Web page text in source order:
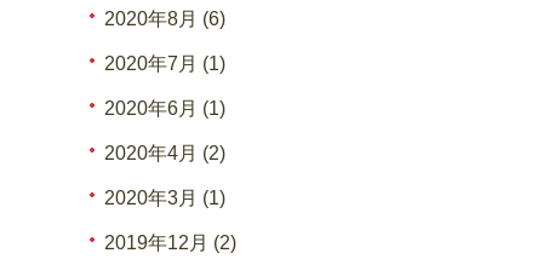
2020年8月 (6)
2020年7月 (1)
2020年6月 (1)
2020年4月 (2)
2020年3月 (1)
2019年12月 (2)